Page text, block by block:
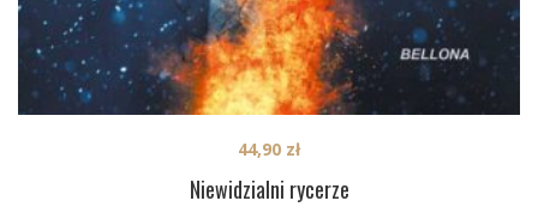
Niewidzialni rycerze
44,90 zł